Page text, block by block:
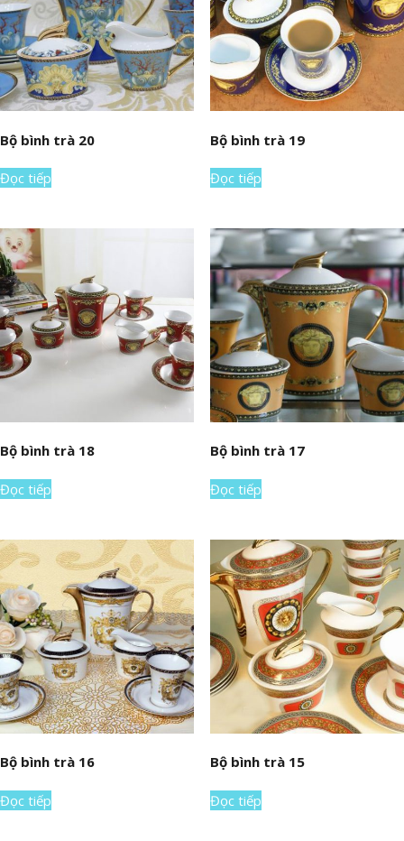
Bộ bình trà 20
Đọc tiếp
Bộ bình trà 19
Đọc tiếp
Bộ bình trà 18
Đọc tiếp
Bộ bình trà 17
Đọc tiếp
Bộ bình trà 16
Đọc tiếp
Bộ bình trà 15
Đọc tiếp